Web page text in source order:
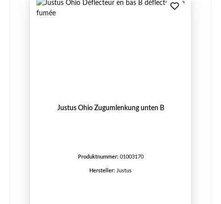
Justus Ohio Zugumlenkung unten B
Produktnummer: 01003170
Hersteller: Justus